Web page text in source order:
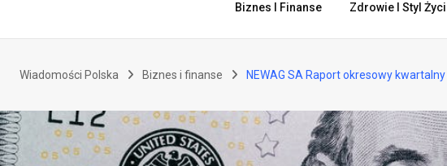
Biznes I Finanse Zdrowie I Styl
Wiadomości Polska Biznes i finanse NEWAG SA Raport okresowy